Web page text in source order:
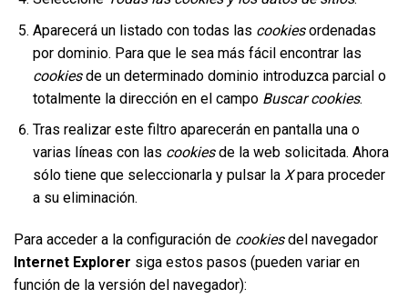
Aparecerá un listado con todas las cookiesordenadas
por dominio. Para que le sea más fácil encontrar las
cookiesde un determinado dominio introduzca parcial o
totalmente la dirección en el campo Buscar cookies.
Tras realizar este filtro aparecerán en pantalla una o
varias líneas con las cookiesde la web solicitada. Ahora
sólo tiene que seleccionarla y pulsar la Xpara proceder
a su eliminación.
Para acceder a la configuración de cookiesdel navegador
Internet Explorer siga estos pasos (pueden variar en
función de la versión del navegador):